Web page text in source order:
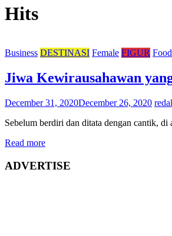
Hits
Business DESTINASI Female FIGUR Food
Jiwa Kewirausahawan
December 31, 2020December 26, 2020
Sebelum berdiri dan ditata dengan cantik, di
Read more
ADVERTISE